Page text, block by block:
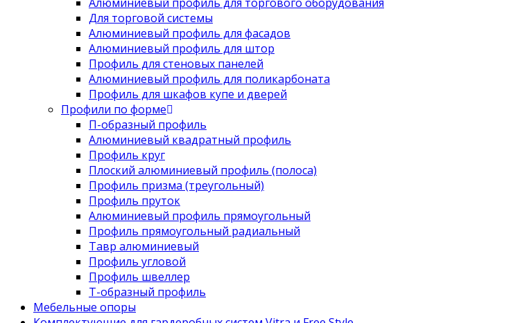
Для торговой системы
Алюминиевый профиль для фасадов
Алюминиевый профиль для штор
Профиль для стеновых панелей
Алюминиевый профиль для поликарбоната
Профиль для шкафов купе и дверей
Профили по форме
П-образный профиль
Алюминиевый квадратный профиль
Профиль круг
Плоский алюминиевый профиль (полоса)
Профиль призма (треугольный)
Профиль пруток
Алюминиевый профиль прямоугольный
Профиль прямоугольный радиальный
Тавр алюминиевый
Профиль угловой
Профиль швеллер
Т-образный профиль
Мебельные опоры